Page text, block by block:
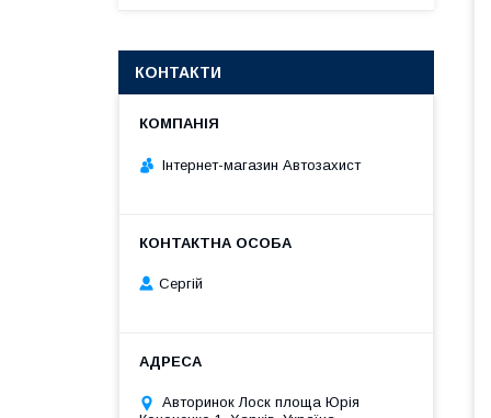
КОНТАКТИ
Інтернет-магазин Автозахист
Сергій
Авторинок Лоск площа Юрія